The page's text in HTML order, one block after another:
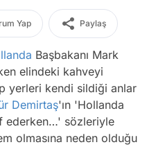
Yap Paylaş
Başbakanı Mark
elindeki kahveyi
yerleri kendi sildiği anlar
Demirtaş'ın 'Hollanda
ederken…' sözleriyle
olmasına neden olduğu